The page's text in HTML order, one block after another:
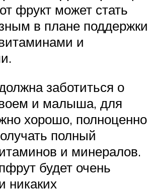
фрукт может стать
в плане поддержки
и
заботиться о
и малыша, для
хорошо, полноценно
полный
и минералов.
будет очень
никаких